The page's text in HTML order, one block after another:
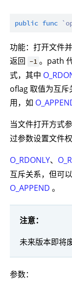
public func
功能：打开文件
返回 -1 。path
式，其中
oflag 取值为互斥
用，如
当文件打开方式
过参数设置文件权
O_RDONLY、
互斥关系，但可
O_APPEND 。
注意：
未来版本即将
参数：